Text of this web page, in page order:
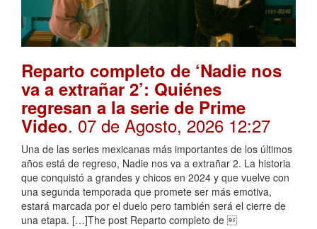
Reparto completo de ‘Nadie nos
va a extrañar 2’: Quiénes
regresan a la serie de Prime
Video. 07 de Agosto, 2026 12:27
Una de las series mexicanas más importantes de los últimos
años está de regreso, Nadie nos va a extrañar 2. La historia
que conquistó a grandes y chicos en 2024 y que vuelve con
una segunda temporada que promete ser más emotiva,
estará marcada por el duelo pero también será el cierre de
una etapa. […]The post Reparto completo de 